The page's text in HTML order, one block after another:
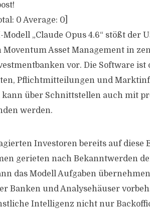
0 Average: 0
„Claude Opus 4.6“ stößt der
Asset Management in
vor. Die Software ist
Pflichtmitteilungen und
über Schnittstellen auch mit
werden.
Investoren bereits auf diese
gerieten nach Bekanntwerden
das Modell Aufgaben
Banken und Analysehäuser
Intelligenz nicht nur